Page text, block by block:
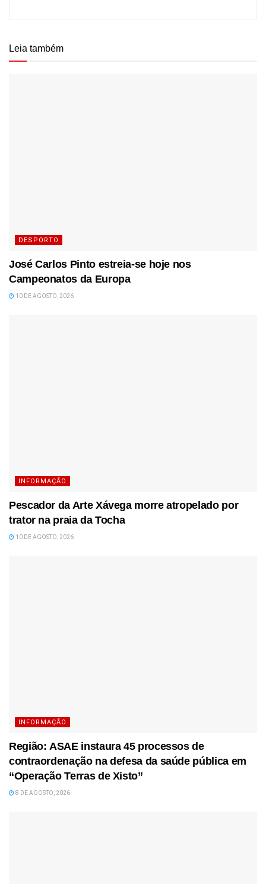
Leia também
DESPORTO
José Carlos Pinto estreia-se hoje nos
Campeonatos da Europa
10 DE AGOSTO, 2026
INFORMAÇÃO
Pescador da Arte Xávega morre atropelado por
trator na praia da Tocha
10 DE AGOSTO, 2026
INFORMAÇÃO
Região: ASAE instaura 45 processos de
contraordenação na defesa da saúde pública em
“Operação Terras de Xisto”
8 DE AGOSTO, 2026